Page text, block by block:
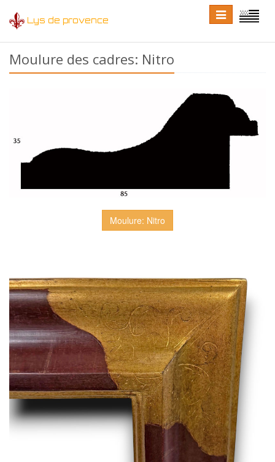
Lys de provence
Toggle
language
Toggle
navigation
Moulure des cadres: Nitro
Moulure: Nitro